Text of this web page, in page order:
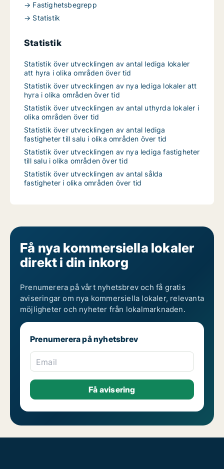
→ Fastighetsbegrepp
→ Statistik
Statistik
Statistik över utvecklingen av antal lediga lokaler
att hyra i olika områden över tid
Statistik över utvecklingen av nya lediga lokaler att
hyra i olika områden över tid
Statistik över utvecklingen av antal uthyrda lokaler i
olika områden över tid
Statistik över utvecklingen av antal lediga
fastigheter till salu i olika områden över tid
Statistik över utvecklingen av nya lediga fastigheter
till salu i olika områden över tid
Statistik över utvecklingen av antal sålda
fastigheter i olika områden över tid
Få nya kommersiella lokaler
direkt i din inkorg
Prenumerera på vårt nyhetsbrev och få gratis
aviseringar om nya kommersiella lokaler, relevanta
möjligheter och nyheter från lokalmarknaden.
Prenumerera på nyhetsbrev
Email